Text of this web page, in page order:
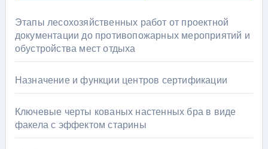
Этапы лесохозяйственных работ от проектной
документации до противопожарных мероприятий и
обустройства мест отдыха
Назначение и функции центров сертификации
Ключевые черты кованых настенных бра в виде
факела с эффектом старины